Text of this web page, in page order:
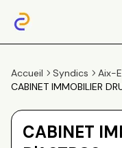
Accueil Syndics
Aix-
CABINET IMMOBILIER
CABINET